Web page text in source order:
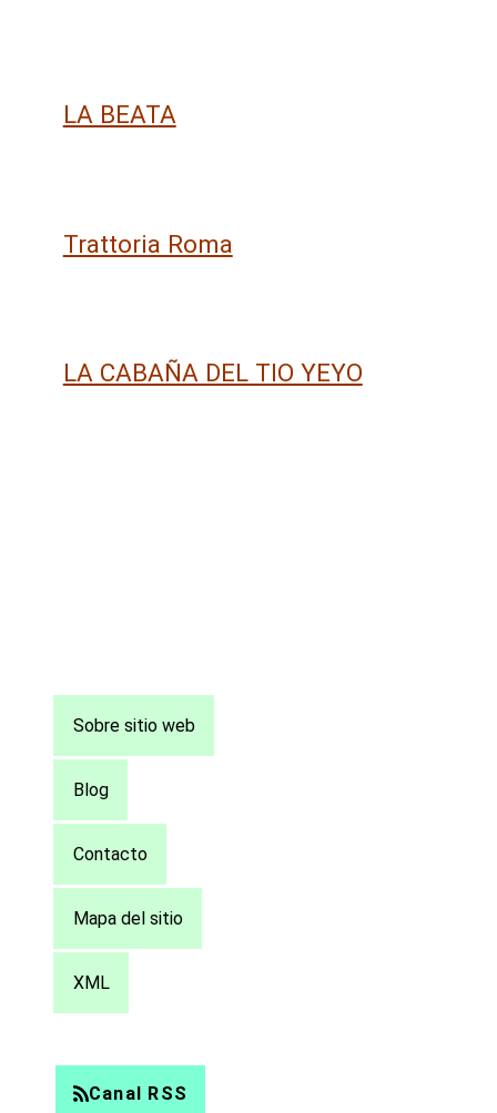
LA BEATA
Trattoria Roma
LA CABAÑA DEL TIO YEYO
página
Sobre sitio web
Blog
Contacto
Mapa del sitio
XML
Canal RSS